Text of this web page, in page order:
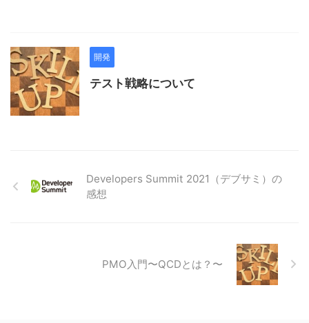
開発
テスト戦略について
Developers Summit 2021（デブサミ）の
感想
PMO入門〜QCDとは？〜